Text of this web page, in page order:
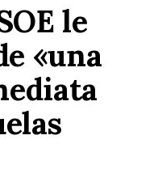
le
«una